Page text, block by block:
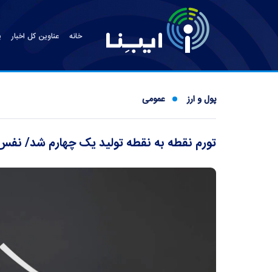
خانه عناوین کل اخبار
پول و ارز عمومی
تورم نقطه به نقطه تولید یک چهارم شد/ نفس